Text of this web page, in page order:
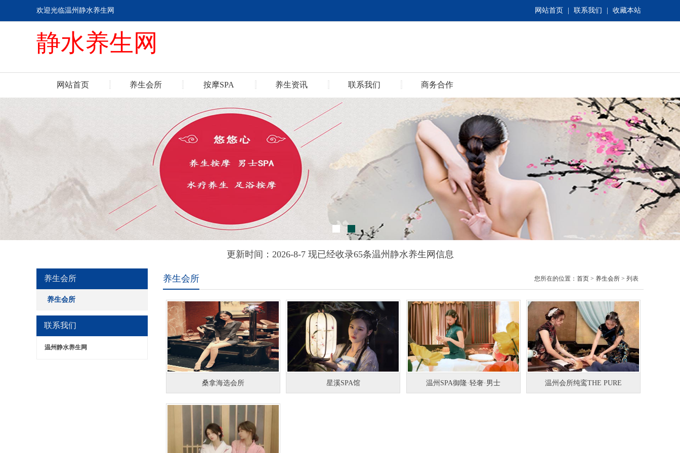
网站首页 联系我们 收藏本站
欢迎光临温州静水养生网
静水养生网
网站首页 养生会所 按摩SPA 养生资讯 联系我们 商务合作
更新时间：2026-8-7 现已经收录65条温州静水养生网信息
养生会所
养生会所
联系我们
温州静水养生网
养生会所 您所在的位置： 首页 > 养生会所 > 列表
桑拿海选会所 星溪SPA馆 温州SPA御隆·轻奢·男士 温州会所纯鸾THE PURE